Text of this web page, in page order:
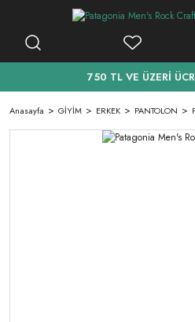
750 TL VE ÜZERİ
Anasayfa GİYİM ERKEK PANTOLON